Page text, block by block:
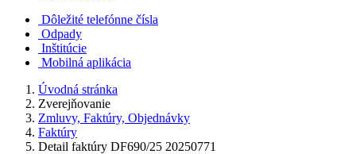
Dôležité telefónne čísla
Odpady
Inštitúcie
Mobilná aplikácia
Úvodná stránka
Zverejňovanie
Zmluvy, Faktúry, Objednávky
Faktúry
Detail faktúry DF690/25 20250771